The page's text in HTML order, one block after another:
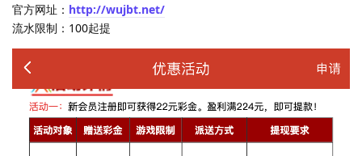
官方网址： http://wujbt.net/
流水限制：100起提